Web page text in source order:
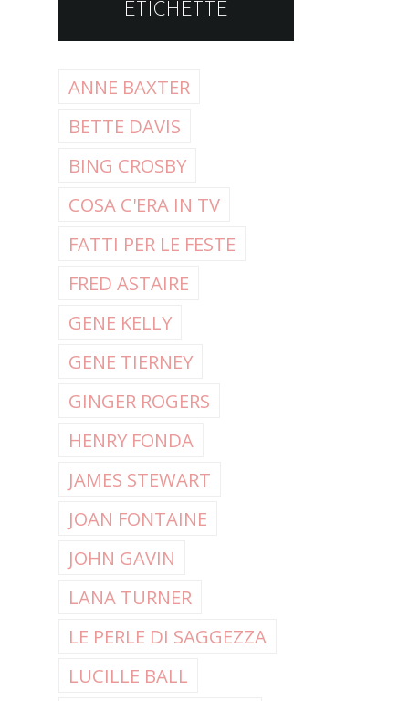
ETICHETTE
ANNE BAXTER
BETTE DAVIS
BING CROSBY
COSA C'ERA IN TV
FATTI PER LE FESTE
FRED ASTAIRE
GENE KELLY
GENE TIERNEY
GINGER ROGERS
HENRY FONDA
JAMES STEWART
JOAN FONTAINE
JOHN GAVIN
LANA TURNER
LE PERLE DI SAGGEZZA
LUCILLE BALL